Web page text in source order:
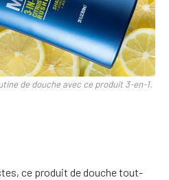
de douche avec ce produit 3-en-1.
ce produit de douche tout-